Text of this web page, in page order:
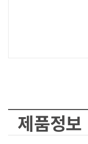
제품정보